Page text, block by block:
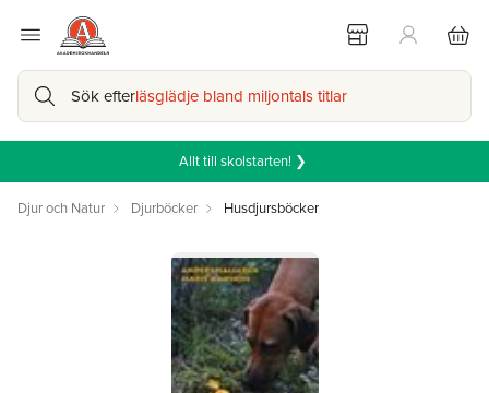
Sök efterläsglädje bland miljontals titlar
Allt till skolstarten! ❯
Djur och Natur Djurböcker Husdjursböcker